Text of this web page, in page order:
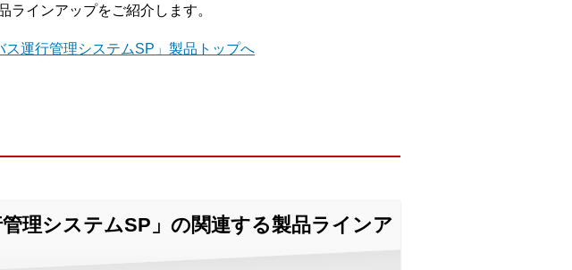
ラインアップをご紹介します。
運行管理システムSP」製品トップへ
理システムSP」の関連する製品ラインア